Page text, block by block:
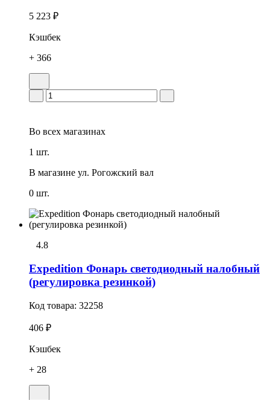
5 223 ₽
Кэшбек
+ 366
Во всех магазинах
1 шт.
В магазине ул. Рогожский вал
0 шт.
4.8
Expedition Фонарь светодиодный налобный
(регулировка резинкой)
Код товара: 32258
406 ₽
Кэшбек
+ 28